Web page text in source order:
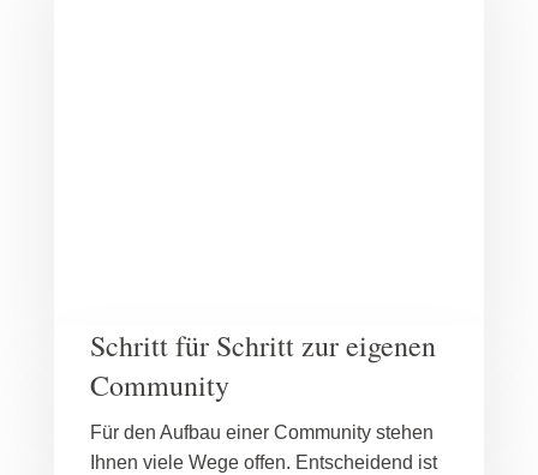
Schritt für Schritt zur eigenen
Community
Für den Aufbau einer Community stehen
Ihnen viele Wege offen. Entscheidend ist